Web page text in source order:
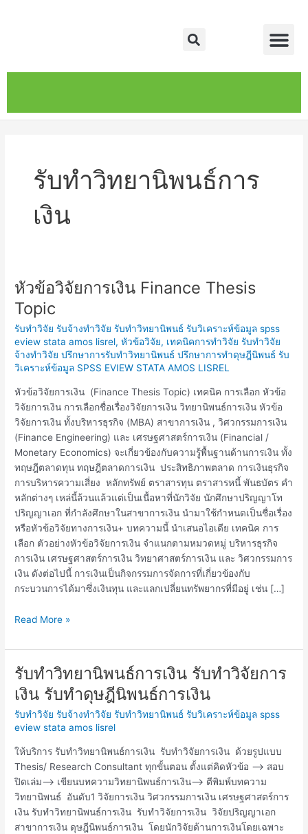
Search
รับทำวิทยานิพนธ์การ
เงิน
หัวข้อวิจัยการเงิน Finance Thesis
Topic
รับทำวิจัย รับจ้างทำวิจัย รับทำวิทยานิพนธ์ รับวิเคราะห์ข้อมูล spss
eview stata amos lisrel,หัวข้อวิจัย, เทคนิคการทำวิจัย รับทำวิจัย
จ้างทำวิจัย ปรึกษาการรับทำวิทยานิพนธ์ ปรึกษาการทำดุษฎีนิพนธ์ รับ
วิเคราะห์ข้อมูล SPSS EVIEW STATA AMOS LISREL
หัวข้อวิจัยการเงิน (Finance Thesis Topic) เทคนิค การเลือก หัวข้อ
วิจัยการเงิน การเลือกชื่อเรื่องวิจัยการเงิน วิทยานิพนธ์การเงิน หัวข้อ
วิจัยการเงิน ทั้งบริหารธุรกิจ (MBA) สาขาการเงิน , วิศวกรรมการเงิน
(Finance Engineering) และ เศรษฐศาสตร์การเงิน (Financial /
Monetary Economics) จะเกี่ยวข้องกับความรู้พื้นฐานด้านการเงิน ทั้ง
ทฤษฎีตลาดทุน ทฤษฎีตลาดการเงิน ประสิทธิภาพตลาด การเงินธุรกิจ
การบริหารความเสี่ยง หลักทรัพย์ ตราสารทุน ตราสารหนี้ พันธบัตร คำ
หลักต่างๆ เหล่นี้ล้วนแล้วแต่เป็นเนื้อหาที่นักวิจัย นักศึกษาปริญญาโท
ปริญญาเอก ที่กำลังศึกษาในสาขาการเงิน นำมาใช้กำหนดเป็นชื่อเรื่อง
หรือหัวข้อวิจัยทางการเงิน+ บทความนี้ นำเสนอไอเดีย เทคนิค การ
เลือก ตัวอย่างหัวข้อวิจัยการเงิน จำแนกตามหมวดหมู่ บริหารธุรกิจ
การเงิน เศรษฐศาสตร์การเงิน วิทยาศาสตร์การเงิน และ วิศวกรรมการ
เงิน ดังต่อไปนี้ การเงินเป็นกิจกรรมการจัดการที่เกี่ยวข้องกับ
กระบวนการได้มาซึ่งเงินทุน และแลกเปลี่ยนทรัพยากรที่มีอยู่ เช่น […]
หัวข้อ
วิจัย
การ
เงิน
Finance
Thesis
Read More »
รับทำวิทยานิพนธ์การเงิน รับทำวิจัยการ
เงิน รับทำดุษฎีนิพนธ์การเงิน
รับทำวิจัย รับจ้างทำวิจัย รับทำวิทยานิพนธ์ รับวิเคราะห์ข้อมูล spss
eview stata amos lisrel
ให้บริการ รับทำวิทยานิพนธ์การเงิน รับทำวิจัยการเงิน ด้วยรูปแบบ
Thesis/ Research Consultant ทุกขั้นตอน ตั้งแต่คิดหัวข้อ —> สอบ
ปิดเล่ม—> เขียนบทความวิทยานิพนธ์การเงิน—-> ตีพิมพ์บทความ
วิทยานิพนธ์ อันดับ1 วิจัยการเงิน วิศวกรรมการเงิน เศรษฐศาสตร์การ
เงิน รับทำวิทยานิพนธ์การเงิน รับทำวิจัยการเงิน วิจัยปริญญาเอก
สาขาการเงิน ดุษฎีนิพนธ์การเงิน โดยนักวิจัยด้านการเงินโดยเฉพาะ
รับ
ทำ
วิทยานิพนธ์
การ
เงิน
รับ
ทำ
วิจัย
การ
เงิน
รับ